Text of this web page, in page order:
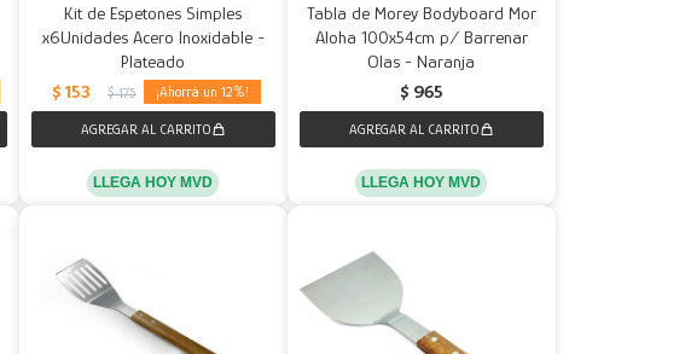
Kit de Espetones Simples
x6Unidades Acero Inoxidable -
Plateado
$ 153 $ 175 12
LLEGA HOY MVD
Tabla de Morey Bodyboard Mor
Aloha 100x54cm p/ Barrenar
Olas - Naranja
$ 965
LLEGA HOY MVD